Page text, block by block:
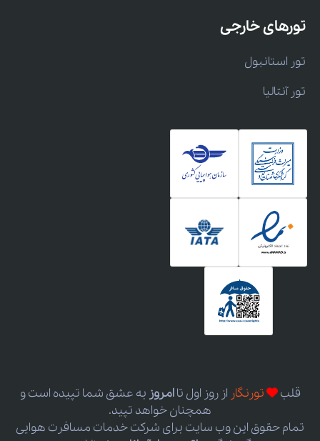
تورهای خارجی
تور استانبول
تور آنتالیا
قلب تورنگار از روز اول تاامروز به عشق شما تپیده است و
همچنان خواهد تپید.
تمام حقوق این وب سایت برای شرکت خدمات مسافرت هوایی